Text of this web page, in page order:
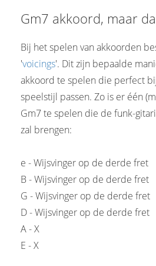
Gm7 akkoord, maar
Bij het spelen van akkoorden
'voicings'. Dit zijn bepaalde
akkoord te spelen die perfect
speelstijl passen. Zo is er één
Gm7 te spelen die de funk-
zal brengen:
e - Wijsvinger op de derde fret
B - Wijsvinger op de derde fret
G - Wijsvinger op de derde fret
D - Wijsvinger op de derde fret
A - X
E - X